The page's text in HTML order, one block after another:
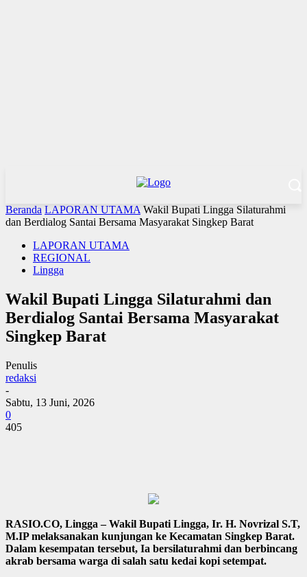
Beranda LAPORAN UTAMA Wakil Bupati Lingga Silaturahmi
dan Berdialog Santai Bersama Masyarakat Singkep Barat
LAPORAN UTAMA
REGIONAL
Lingga
Wakil Bupati Lingga Silaturahmi dan
Berdialog Santai Bersama Masyarakat
Singkep Barat
Penulis
redaksi
-
Sabtu, 13 Juni, 2026
0
405
RASIO.CO, Lingga – Wakil Bupati Lingga, Ir. H. Novrizal S.T,
M.IP melaksanakan kunjungan ke Kecamatan Singkep Barat.
Dalam kesempatan tersebut, Ia bersilaturahmi dan berbincang
akrab bersama warga di salah satu kedai kopi setempat.